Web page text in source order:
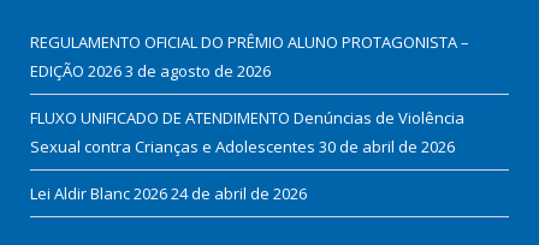
REGULAMENTO OFICIAL DO PRÊMIO ALUNO PROTAGONISTA –
EDIÇÃO 20263 de agosto de 2026
FLUXO UNIFICADO DE ATENDIMENTO Denúncias de Violência
Sexual contra Crianças e Adolescentes 30 de abril de 2026
Lei Aldir Blanc 202624 de abril de 2026